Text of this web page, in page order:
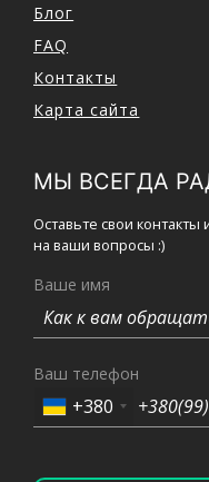
Блог
FAQ
Контакты
Карта сайта
МЫ ВСЕГДА
Оставьте свои
на ваши вопросы :)
Ваше имя
Ваш телефон
+380